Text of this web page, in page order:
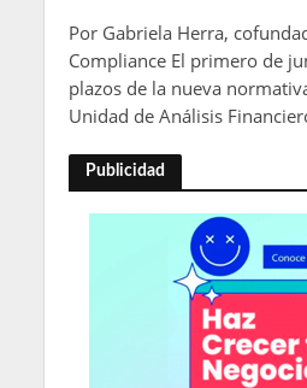
Por Gabriela Herra,
Compliance El primero de
plazos de la nueva
Unidad de Análisis
Publicidad